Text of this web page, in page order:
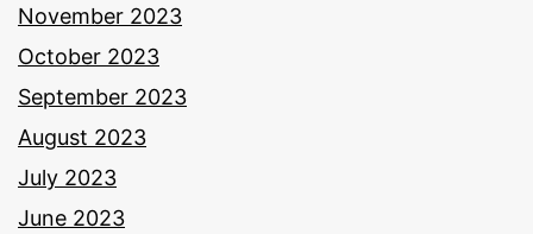
November 2023
October 2023
September 2023
August 2023
July 2023
June 2023